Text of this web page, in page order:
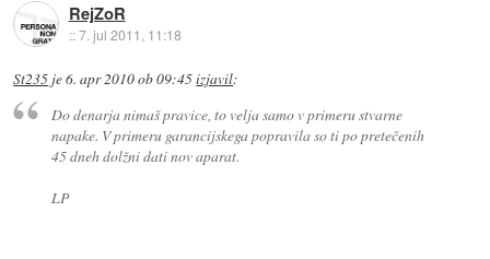
RejZoR
::7. jul 2011, 11:18
St235 je6. apr 2010 ob 09:45izjavil:
Do denarja nimaš pravice, to velja samo v primeru stvarne
napake. V primeru garancijskega popravila so ti po pretečenih
45 dneh dolžni dati nov aparat.
LP